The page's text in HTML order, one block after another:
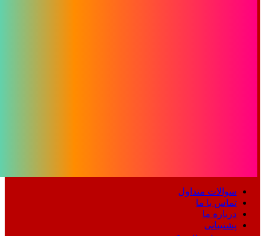
سوالات متداول
تماس با ما
درباره ما
پشتیبانی